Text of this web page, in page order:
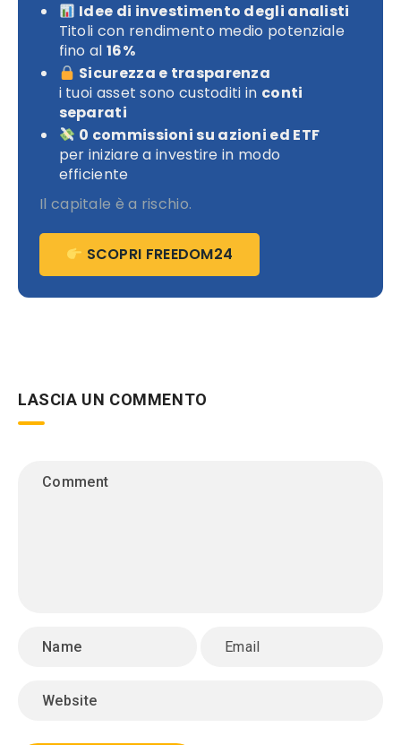
Idee di investimento degli analisti
Titoli con rendimento medio potenziale
fino al 16%
Sicurezza e trasparenza
i tuoi asset sono custoditi in conti
separati
0 commissioni su azioni ed ETF
per iniziare a investire in modo
efficiente
Il capitale è a rischio.
SCOPRI FREEDOM24
LASCIA UN COMMENTO